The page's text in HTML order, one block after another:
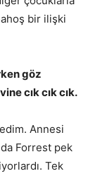
bir ilişki
göz
cık cık cık.
Annesi
Forrest pek
Tek